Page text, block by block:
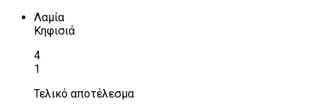
Λαμία
Κηφισιά
4
1
Τελικό αποτέλεσμα